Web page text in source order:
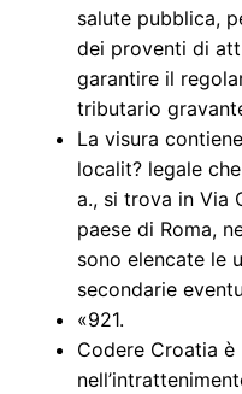
salute pubblica,
dei proventi di
garantire il
tributario
La visura
localit? legale
a., si trova in Via
paese di Roma,
sono elencate le
secondarie
«921.
Codere Croatia è